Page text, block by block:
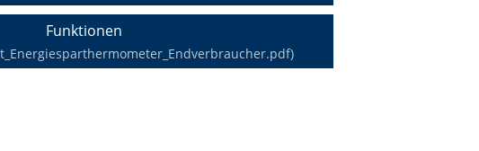
Funktionen